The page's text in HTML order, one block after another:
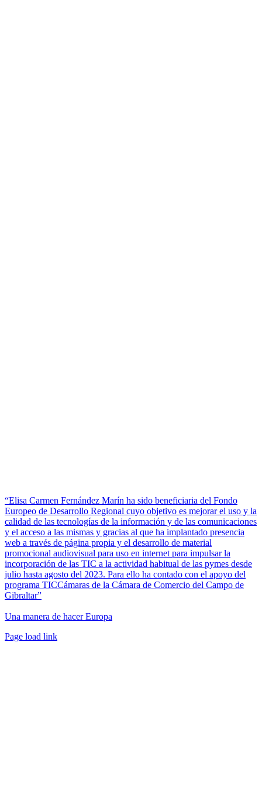
“Elisa Carmen Fernández Marín ha sido beneficiaria del Fondo
Europeo de Desarrollo Regional cuyo objetivo es mejorar el uso y la
calidad de las tecnologías de la información y de las comunicaciones
y el acceso a las mismas y gracias al que ha implantado presencia
web a través de página propia y el desarrollo de material
promocional audiovisual para uso en internet para impulsar la
incorporación de las TIC a la actividad habitual de las pymes desde
julio hasta agosto del 2023. Para ello ha contado con el apoyo del
programa TICCámaras de la Cámara de Comercio del Campo de
Gibraltar”
Una manera de hacer Europa
Facebook
Twitter
Instagram
Pinterest
Page load link